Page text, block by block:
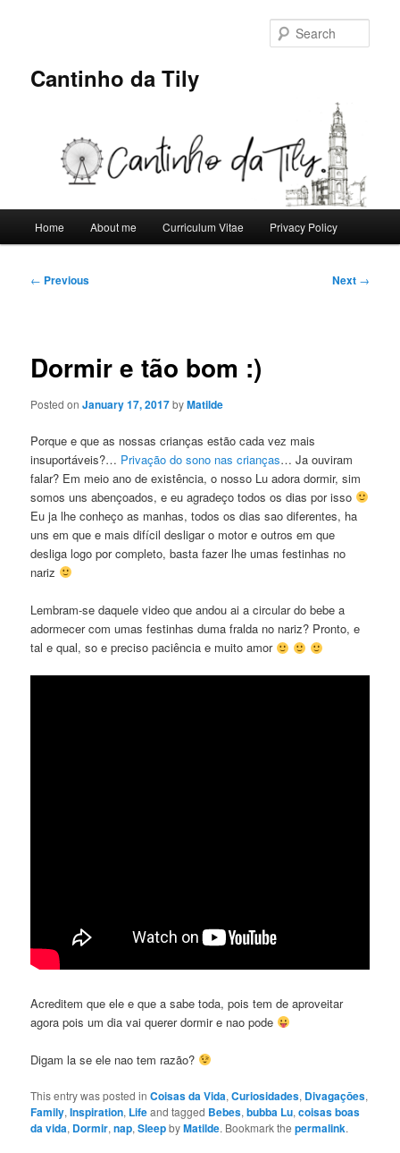
Cantinho da Tily
Home About me Curriculum Vitae Privacy Policy
Post
← Previous Next →
Dormir e tão bom :)
Posted onJanuary 17, 2017byMatilde
Porque e que as nossas crianças estão cada vez mais
insuportáveis?… Privação do sono nas crianças… Ja ouviram
falar? Em meio ano de existência, o nosso Lu adora dormir, sim
somos uns abençoados, e eu agradeço todos os dias por isso
Eu ja lhe conheço as manhas, todos os dias sao diferentes, ha
uns em que e mais difícil desligar o motor e outros em que
desliga logo por completo, basta fazer lhe umas festinhas no
nariz
Lembram-se daquele video que andou ai a circular do bebe a
adormecer com umas festinhas duma fralda no nariz? Pronto, e
tal e qual, so e preciso paciência e muito amor
Acreditem que ele e que a sabe toda, pois tem de aproveitar
agora pois um dia vai querer dormir e nao pode
Digam la se ele nao tem razão?
This entry was posted inCoisas da Vida,Curiosidades, Divagaçōes,
Family,Inspiration, Lifeand tagged Bebes,bubba Lu,coisas boas
da vida, Dormir,nap,SleepbyMatilde. Bookmark thepermalink.